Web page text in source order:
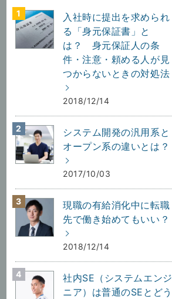
入社時に提出を求められ
る「身元保証書」と
は？ 身元保証人の条
件・注意・頼める人が見
つからないときの対処法
2018/12/14
システム開発の汎用系と
オープン系の違いとは？
2017/10/03
現職の有給消化中に転職
先で働き始めてもいい？
2018/12/14
社内SE（システムエンジ
ニア）は普通のSEとどう